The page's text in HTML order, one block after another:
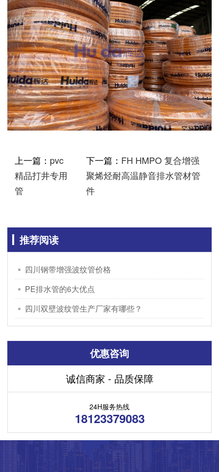
上一篇： pvc
精品打井专用
管
下一篇： FH HMPO 复合增强
聚烯烃耐高温静音排水管材管
件
推荐阅读
四川钢带增强波纹管价格
PE排水管的6大优点
四川双壁波纹管生产厂家有哪些？
优惠咨询
诚信商家 - 品质保障
24H服务热线
18123379083